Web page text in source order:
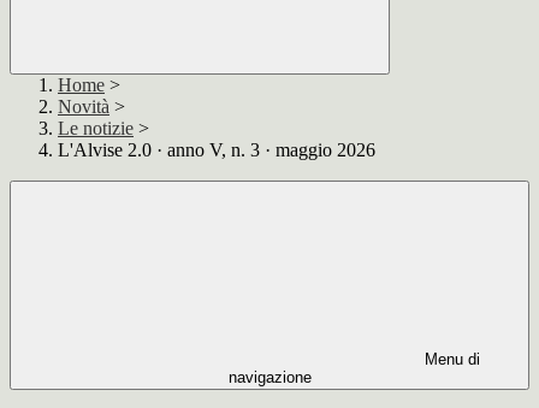
Home >
Novità >
Le notizie >
L'Alvise 2.0 · anno V, n. 3 · maggio 2026
Menu di
navigazione